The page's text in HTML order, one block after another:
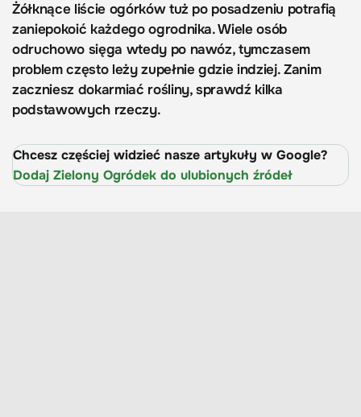
Żółknące liście ogórków tuż po posadzeniu potrafią
zaniepokoić każdego ogrodnika. Wiele osób
odruchowo sięga wtedy po nawóz, tymczasem
problem często leży zupełnie gdzie indziej. Zanim
zaczniesz dokarmiać rośliny, sprawdź kilka
podstawowych rzeczy.
Chcesz częściej widzieć nasze artykuły w Google?
Dodaj Zielony Ogródek do ulubionych źródeł